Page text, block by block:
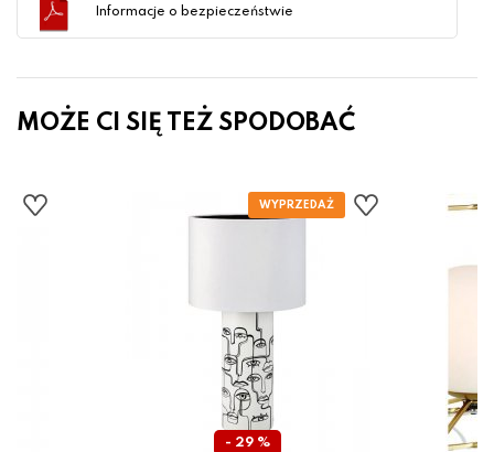
Informacje o bezpieczeństwie
MOŻE CI SIĘ TEŻ SPODOBAĆ
- 29 %